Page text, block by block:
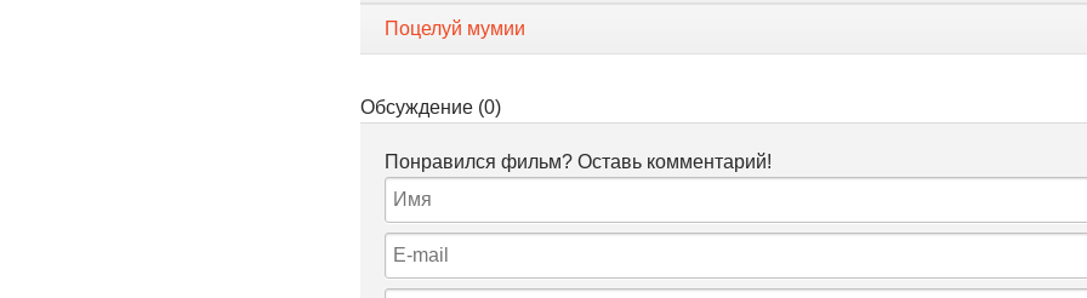
Поцелуй мумии
Обсуждение (0)
Понравился фильм? Оставь комментарий!